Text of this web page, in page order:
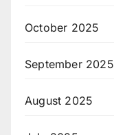
October 2025
September 2025
August 2025